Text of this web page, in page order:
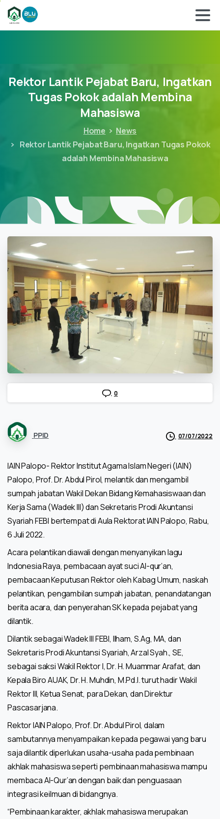
Rektor Lantik Pejabat Baru, Ingatkan
Tugas Pokokadalah Membina
Mahasiswa
Home
News
Rektor Lantik Pejabat Baru, Ingatkan Tugas Pokok
adalah Membina Mahasiswa
0
PPID 07/07/2022
IAIN Palopo- Rektor Institut Agama Islam Negeri (IAIN)
Palopo, Prof. Dr. Abdul Pirol, melantik dan mengambil
sumpah jabatan Wakil Dekan Bidang Kemahasiswaan dan
Kerja Sama (Wadek III) dan Sekretaris Prodi Akuntansi
Syariah FEBI bertempat di Aula Rektorat IAIN Palopo, Rabu,
6 Juli 2022.
Acara pelantikan diawali dengan menyanyikan lagu
Indonesia Raya, pembacaan ayat suci Al-qur’an,
pembacaan Keputusan Rektor oleh Kabag Umum, naskah
pelantikan, pengambilan sumpah jabatan, penandatangan
berita acara, dan penyerahan SK kepada pejabat yang
dilantik.
Dilantik sebagai Wadek III FEBI, Ilham, S.Ag, MA, dan
Sekretaris Prodi Akuntansi Syariah, Arzal Syah., SE,
sebagai saksi Wakil Rektor I, Dr. H. Muammar Arafat, dan
Kepala Biro AUAK, Dr. H. Muhdin, M.Pd.I. turut hadir Wakil
Rektor III, Ketua Senat, para Dekan, dan Direktur
Pascasarjana.
Rektor IAIN Palopo, Prof. Dr. Abdul Pirol, dalam
sambutannya menyampaikan kepada pegawai yang baru
saja dilantik diperlukan usaha-usaha pada pembinaan
akhlak mahasiswa seperti pembinaan mahasiswa mampu
membaca Al-Qur’an dengan baik dan penguasaan
integrasi keilmuan di bidangnya.
“Pembinaan karakter, akhlak mahasiswa merupakan